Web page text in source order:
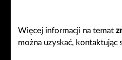
Więcej informacji na temat
można uzyskać, kontaktując